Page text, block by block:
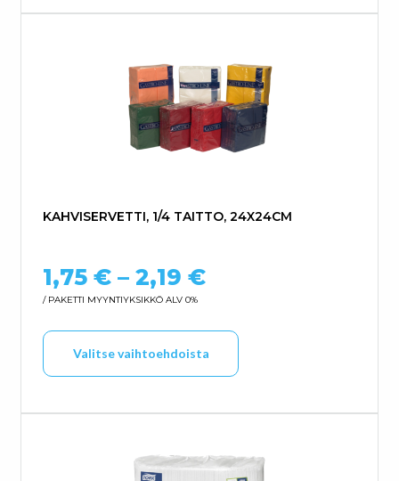
KAHVISERVETTI, 1/4 TAITTO, 24X24CM
1,75 € – 2,19 €Hintaluokka:
/ PAKETTI MYYNTIYKSIKKÖ ALV 0%
Valitse vaihtoehdoista
Tällä tuotteella on